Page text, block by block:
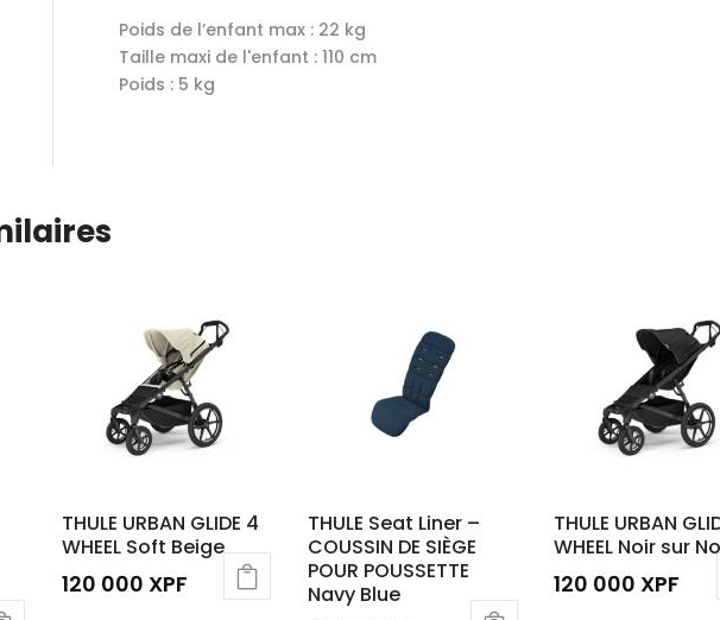
Poids de l’enfant max : 22 kg
Taille maxi de l'enfant : 110 cm
Poids : 5 kg
THULE URBAN GLIDE 4
WHEEL Soft Beige
120 000 XPF
THULE Seat Liner –
COUSSIN DE SIÈGE
POUR POUSSETTE
Navy Blue
THULE URBAN
WHEEL Noir sur
120 000 XPF